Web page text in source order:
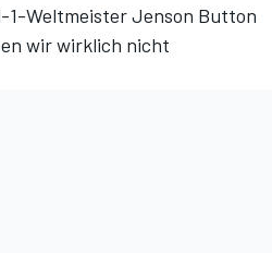
1-Weltmeister Jenson Button
wir wirklich nicht